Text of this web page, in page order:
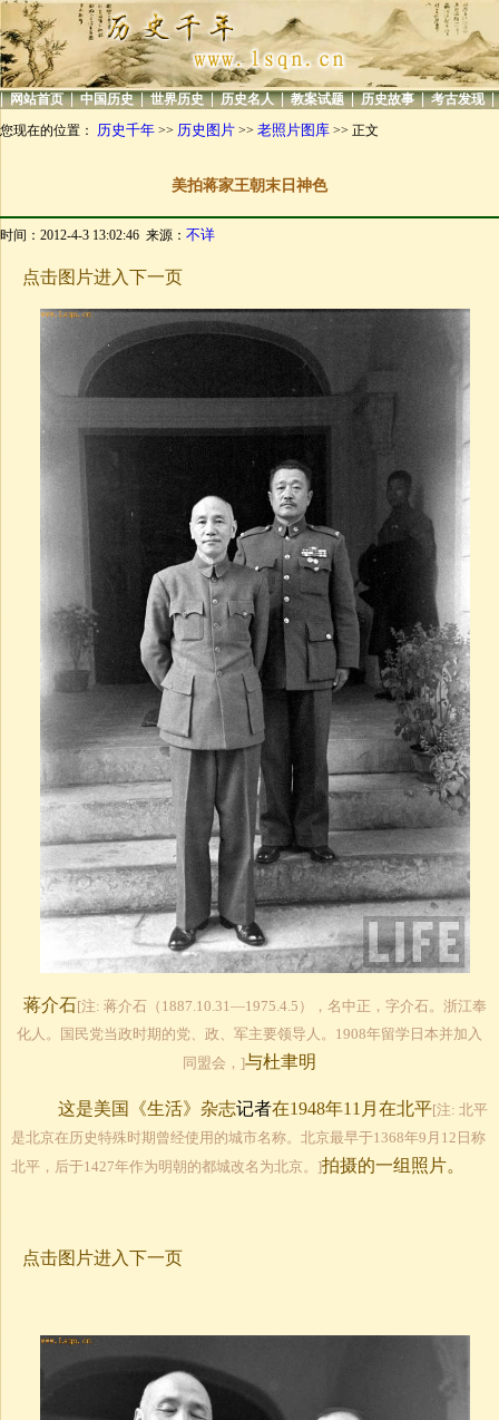
| 网站首页 | 中国历史 | 世界历史 | 历史名人 | 教案试题 | 历史故事 | 考古发现 |
您现在的位置： 历史千年 >> 历史图片 >> 老照片图库 >> 正文
美拍蒋家王朝末日神色
时间：2012-4-3 13:02:46 来源： 不详
点击图片进入下一页
蒋介石[注: 蒋介石（1887.10.31—1975.4.5），名中正，字介石。浙江奉
化人。国民党当政时期的党、政、军主要领导人。1908年留学日本并加入
同盟会，]与杜聿明
这是美国《生活》杂志记者在1948年11月在北平[注: 北平
是北京在历史特殊时期曾经使用的城市名称。北京最早于1368年9月12日称
北平，后于1427年作为明朝的都城改名为北京。]拍摄的一组照片。
点击图片进入下一页